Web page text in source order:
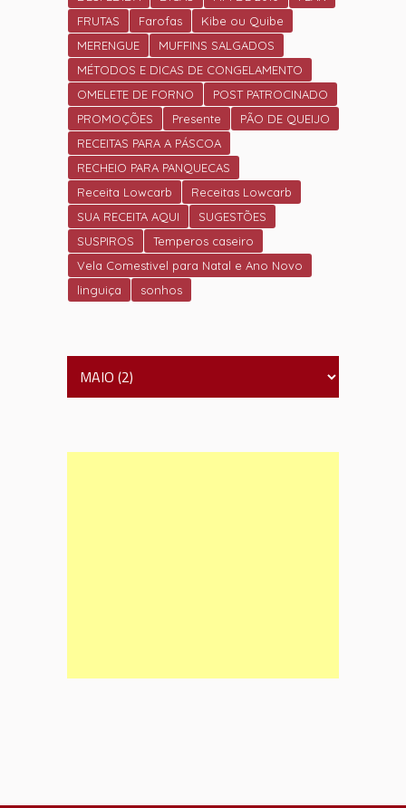
FRUTAS
Farofas
Kibe ou Quibe
MERENGUE
MUFFINS SALGADOS
MÉTODOS E DICAS DE CONGELAMENTO
OMELETE DE FORNO
POST PATROCINADO
PROMOÇÕES
Presente
PÃO DE QUEIJO
RECEITAS PARA A PÁSCOA
RECHEIO PARA PANQUECAS
Receita Lowcarb
Receitas Lowcarb
SUA RECEITA AQUI
SUGESTÕES
SUSPIROS
Temperos caseiro
Vela Comestivel para Natal e Ano Novo
linguiça
sonhos